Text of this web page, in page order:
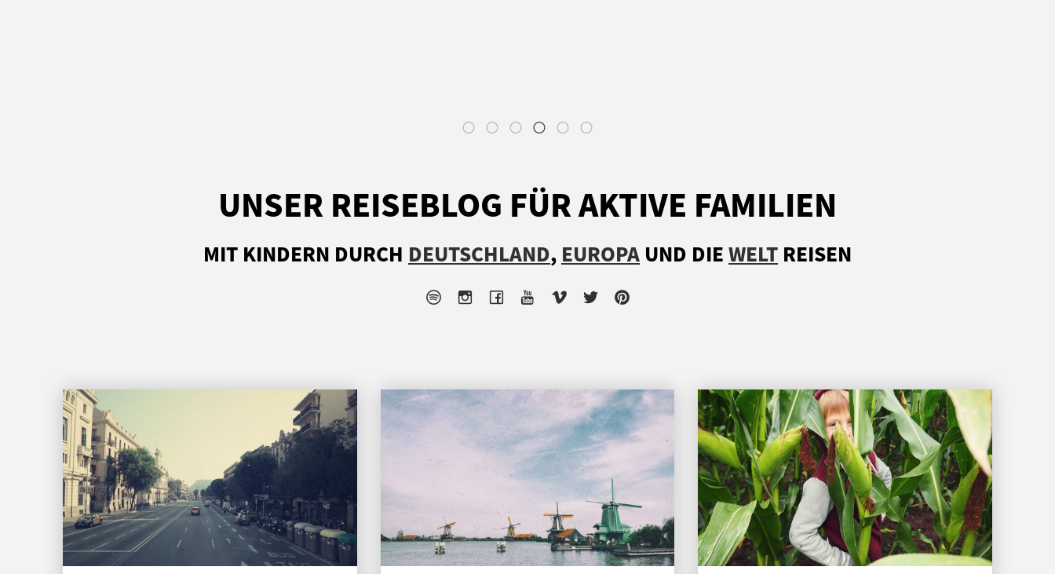
UNSER REISEBLOG FÜR AKTIVE FAMILIEN
MIT KINDERN DURCH DEUTSCHLAND, EUROPA UND DIE WELT REISEN
Jenny Jenny Andi